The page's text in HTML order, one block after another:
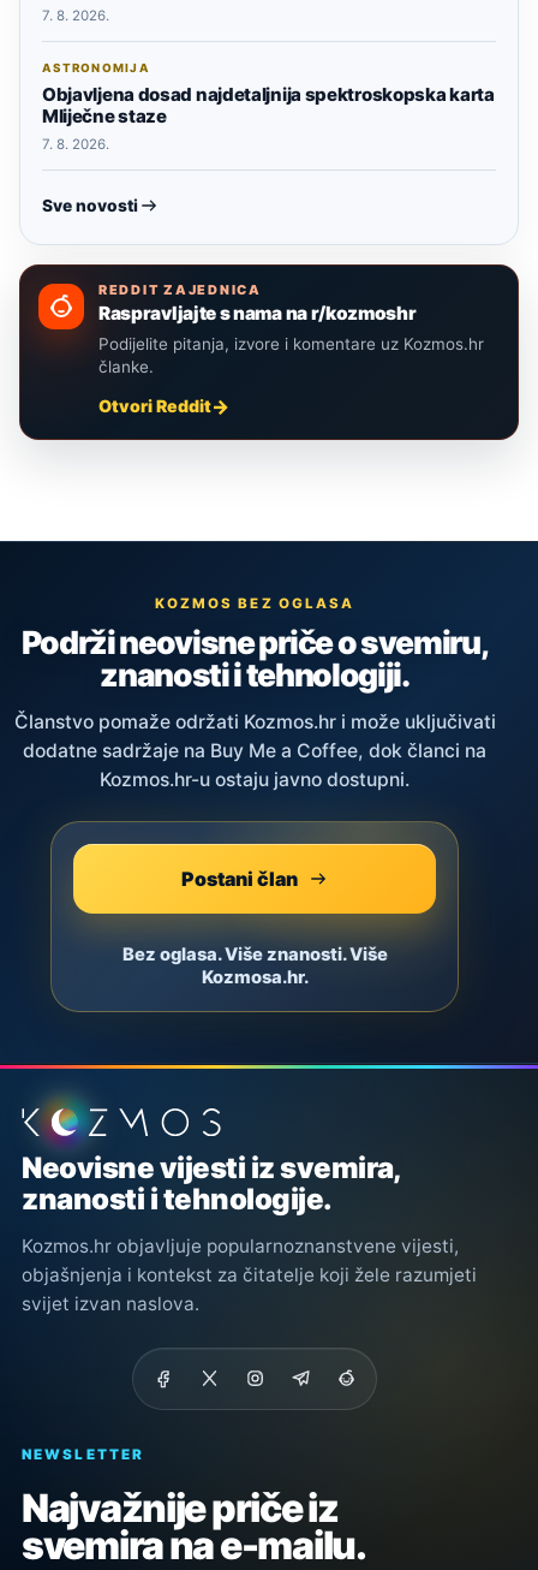
7. 8. 2026.
ASTRONOMIJA
Objavljena dosad najdetaljnija spektroskopska karta
Mliječne staze
7. 8. 2026.
Sve novosti
REDDIT ZAJEDNICA
Raspravljajte s nama na r/kozmoshr
Podijelite pitanja, izvore i komentare uz Kozmos.hr
članke.
Otvori Reddit
KOZMOS BEZ OGLASA
Podrži neovisne priče o svemiru,
znanosti i tehnologiji.
Članstvo pomaže održati Kozmos.hr i može uključivati
dodatne sadržaje na Buy Me a Coffee, dok članci na
Kozmos.hr-u ostaju javno dostupni.
Postani član
Bez oglasa. Više znanosti. Više
Kozmosa.hr.
Podnožje stranice
Neovisne vijesti iz svemira,
znanosti i tehnologije.
Kozmos.hr objavljuje popularnoznanstvene vijesti,
objašnjenja i kontekst za čitatelje koji žele razumjeti
svijet izvan naslova.
NEWSLETTER
Najvažnije priče iz
svemira na e-mailu.